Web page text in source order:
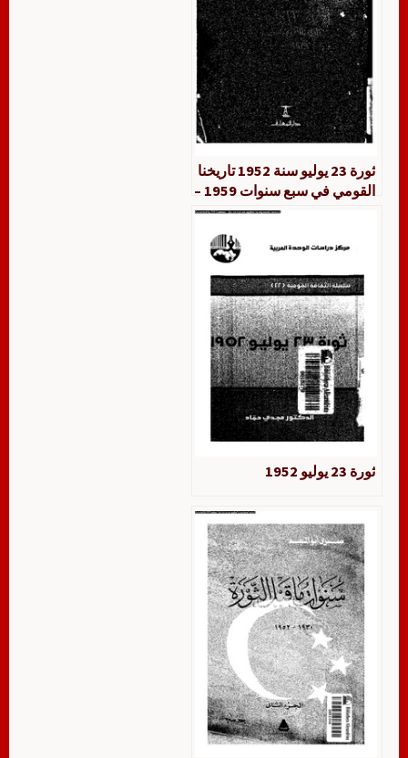
ثورة 23 يوليو سنة 1952 تاريخنا
القومي في سبع سنوات 1959 –
ثورة 23 يوليو 1952